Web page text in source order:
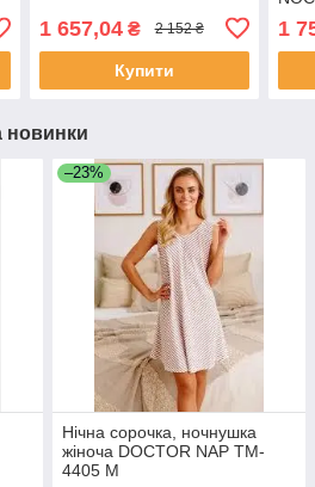
1 657,04₴ 2 152 ₴
Купити
1
новинки
–23%
Нічна сорочка, ночнушка
жіноча DOCTOR NAP TM-
4405 М